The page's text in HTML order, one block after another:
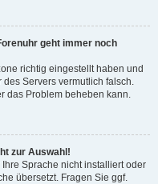
geht immer noch
richtig eingestellt haben und
Servers vermutlich falsch.
das Problem beheben kann.
zur Auswahl!
Sprache nicht installiert oder
übersetzt. Fragen Sie ggf.